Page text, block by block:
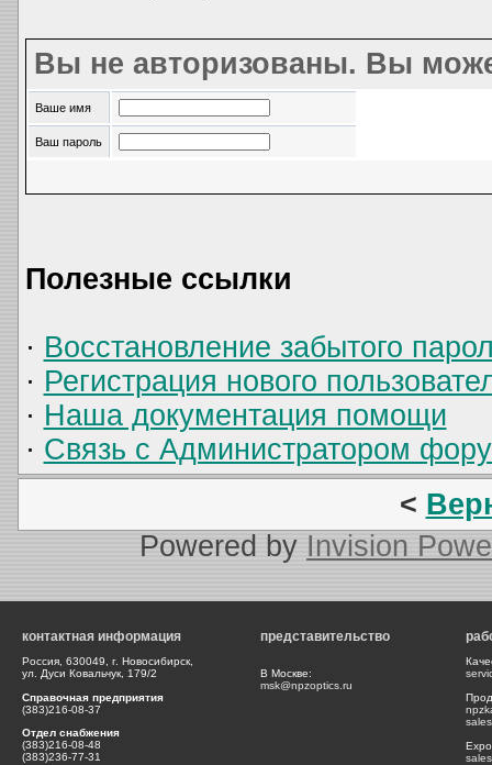
Вы не авторизованы. Вы
Ваше имя
Ваш пароль
Полезные ссылки
· Восстановление забытого
· Регистрация нового
· Наша документация помощи
· Связь с Администратором
<
Powered by Invision
контактная информация
Россия, 630049, г. Новосибирск,
ул. Дуси Ковальчук, 179/2
Справочная предприятия
(383)216-08-37
Отдел снабжения
(383)216-08-48
(383)236-77-31
представительство
В Москве:
msk@npzoptics.ru